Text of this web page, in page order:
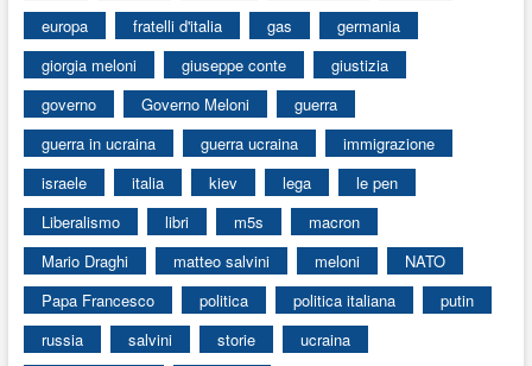
europa
fratelli d'italia gas
germania
giorgia meloni
giuseppe conte
giustizia
governo
Governo Meloni
guerra
guerra in ucraina
guerra ucraina
immigrazione
israele
italia kiev lega
le pen
Liberalismo
libri m5s
macron
Mario Draghi
matteo salvini meloni
NATO
Papa Francesco
politica politica italiana
putin
russia
salvini storie
ucraina